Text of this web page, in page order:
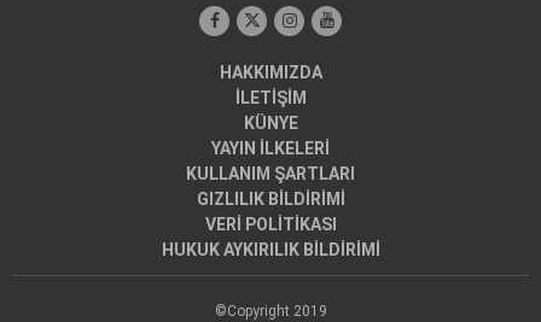
HAKKIMIZDA
İLETİŞİM
KÜNYE
YAYIN İLKELERİ
KULLANIM ŞARTLARI
GIZLILIK BİLDİRİMİ
VERİ POLİTİKASI
HUKUK AYKIRILIK BİLDİRİMİ
©Copyright 2019